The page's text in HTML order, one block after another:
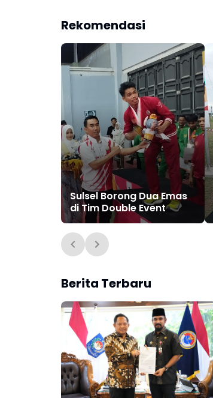
Rekomendasi
Sulsel Borong Dua Emas
di Tim Double Event
Berita Terbaru